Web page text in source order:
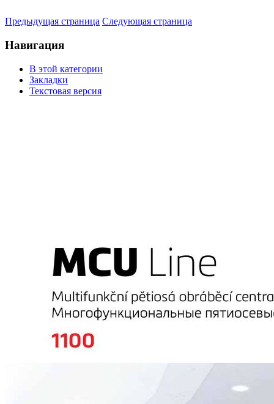
Предыдущая страница Следующая страница
Навигация
В этой категории
Закладки
Текстовая версия